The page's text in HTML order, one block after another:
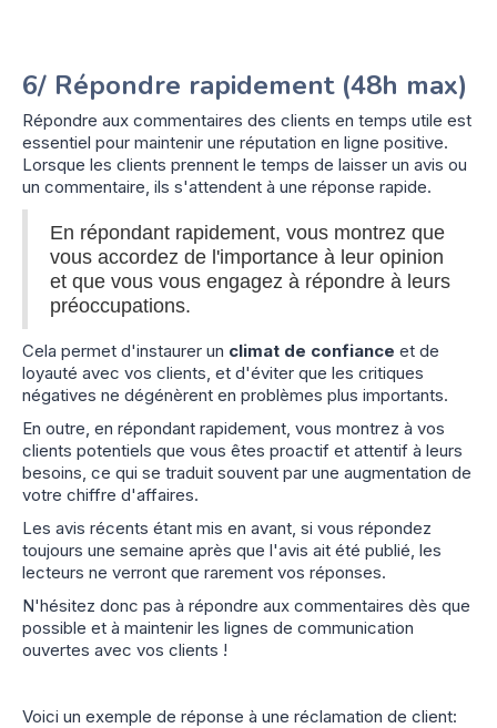
6/ Répondre rapidement (48h max)
Répondre aux commentaires des clients en temps utile est
essentiel pour maintenir une réputation en ligne positive.
Lorsque les clients prennent le temps de laisser un avis ou
un commentaire, ils s'attendent à une réponse rapide.
En répondant rapidement, vous montrez que
vous accordez de l'importance à leur opinion
et que vous vous engagez à répondre à leurs
préoccupations.
Cela permet d'instaurer un climat de confiance et de
loyauté avec vos clients, et d'éviter que les critiques
négatives ne dégénèrent en problèmes plus importants.
En outre, en répondant rapidement, vous montrez à vos
clients potentiels que vous êtes proactif et attentif à leurs
besoins, ce qui se traduit souvent par une augmentation de
votre chiffre d'affaires.
Les avis récents étant mis en avant, si vous répondez
toujours une semaine après que l'avis ait été publié, les
lecteurs ne verront que rarement vos réponses.
N'hésitez donc pas à répondre aux commentaires dès que
possible et à maintenir les lignes de communication
ouvertes avec vos clients !
Voici un exemple de réponse à une réclamation de client:‍